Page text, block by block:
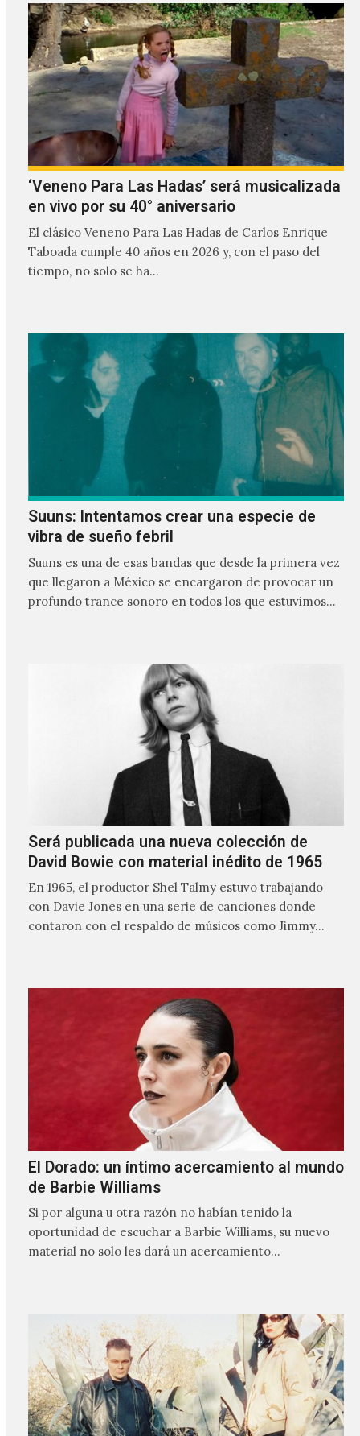
‘Veneno Para Las Hadas’ será musicalizada
en vivo por su 40° aniversario
El clásico Veneno Para Las Hadas de Carlos Enrique
Taboada cumple 40 años en 2026 y, con el paso del
tiempo, no solo se ha…
Suuns: Intentamos crear una especie de
vibra de sueño febril
Suuns es una de esas bandas que desde la primera vez
que llegaron a México se encargaron de provocar un
profundo trance sonoro en todos los que estuvimos
Será publicada una nueva colección de
David Bowie con material inédito de 1965
En 1965, el productor Shel Talmy estuvo trabajando
con Davie Jones en una serie de canciones donde
contaron con el respaldo de músicos como Jimmy…
El Dorado: un íntimo acercamiento al mundo
de Barbie Williams
Si por alguna u otra razón no habían tenido la
oportunidad de escuchar a Barbie Williams, su nuevo
material no solo les dará un acercamiento…